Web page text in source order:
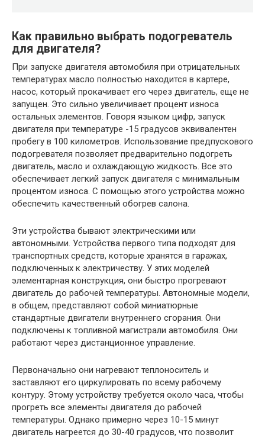
Как правильно выбрать подогреватель
для двигателя?
При запуске двигателя автомобиля при отрицательных
температурах масло полностью находится в картере,
насос, который прокачивает его через двигатель, еще не
запущен. Это сильно увеличивает процент износа
остальных элементов. Говоря языком цифр, запуск
двигателя при температуре -15 градусов эквивалентен
пробегу в 100 километров. Использование предпускового
подогревателя позволяет предварительно подогреть
двигатель, масло и охлаждающую жидкость. Все это
обеспечивает легкий запуск двигателя с минимальным
процентом износа. С помощью этого устройства можно
обеспечить качественный обогрев салона.
Эти устройства бывают электрическими или
автономными. Устройства первого типа подходят для
транспортных средств, которые хранятся в гаражах,
подключенных к электричеству. У этих моделей
элементарная конструкция, они быстро прогревают
двигатель до рабочей температуры. Автономные модели,
в общем, представляют собой миниатюрные
стандартные двигатели внутреннего сгорания. Они
подключены к топливной магистрали автомобиля. Они
работают через дистанционное управление.
Первоначально они нагревают теплоноситель и
заставляют его циркулировать по всему рабочему
контуру. Этому устройству требуется около часа, чтобы
прогреть все элементы двигателя до рабочей
температуры. Однако примерно через 10-15 минут
двигатель нагреется до 30-40 градусов, что позволит